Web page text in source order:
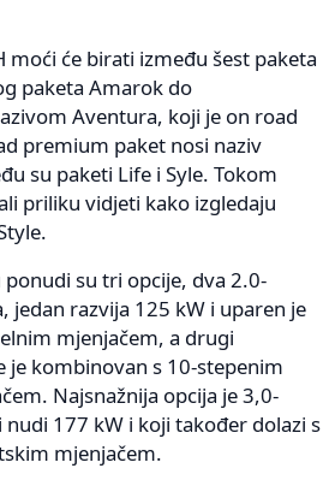
moći će birati između šest paketa
paketa Amarok do
Aventura, koji je on road
premium paket nosi naziv
su paketi Life i Syle. Tokom
priliku vidjeti kako izgledaju
su tri opcije, dva 2.0-
jedan razvija 125 kW i uparen je
mjenjačem, a drugi
je kombinovan s 10-stepenim
Najsnažnija opcija je 3,0-
177 kW i koji također dolazi s
mjenjačem.